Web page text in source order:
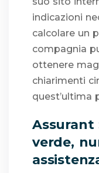
indicazioni
calcolare un
compagnia
ottenere
chiarimenti
quest’ultima
Assurant
verde,